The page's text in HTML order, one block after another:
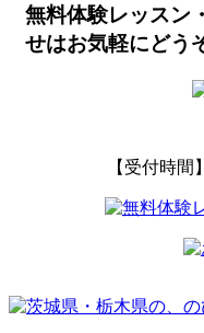
無料体験レッスン
せはお気軽にどう
【受付時間